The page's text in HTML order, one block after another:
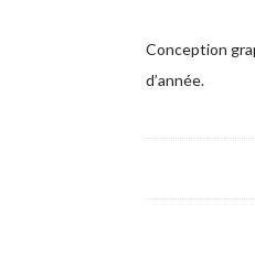
Conception
d’année.